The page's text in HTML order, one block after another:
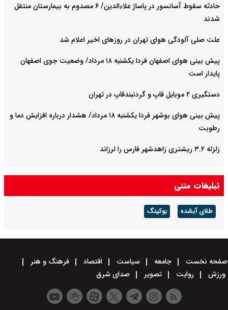
حادثه سقوط آسانسور در پاساژ علاءالدین/ ۶ مصدوم به بیمارستان منتقل
شدند
علت صلی آلودگی هوای تهران در روزهای اخیر اعلام شد
پیش بینی هوای اصفهان فردا یکشنبه ۱۸ مرداد/ وضعیت جوی اصفهان
پایدار است
دستگیری ۲ موبایل قاپ و گردنبندقاپ در تهران
پیش بینی هوای بوشهر فردا یکشنبه ۱۸ مرداد/ هشدار درباره افزایش دما و
رطوبت
زلزله ۳.۲ ریشتری زاهدشهر فارس را لرزاند
تبلیغات متنی
طلای آبشده بوکینگ
صفحه نخست جامعه سیاست اقتصاد
فرهنگ و هنر
ورزش
روایت تصویر صدای شرق